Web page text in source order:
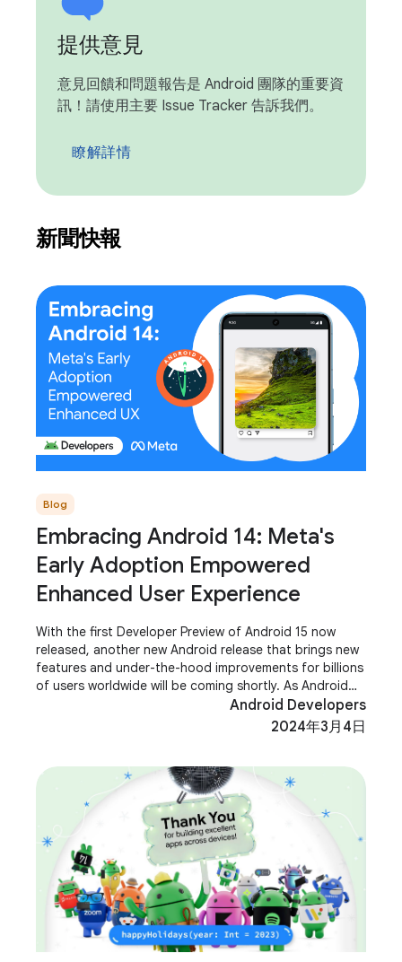
提供意見
意見回饋和問題報告是 Android 團隊的重要資
訊！請使用主要 Issue Tracker 告訴我們。
瞭解詳情
新聞快報
Blog
Embracing Android 14: Meta's
Early Adoption Empowered
Enhanced User Experience
With the first Developer Preview of Android 15 now
released, another new Android release that brings new
features and under-the-hood improvements for billions
of users worldwide will be coming shortly. As Android
developers, you are key players inAndroid Developers
2024年3月4日